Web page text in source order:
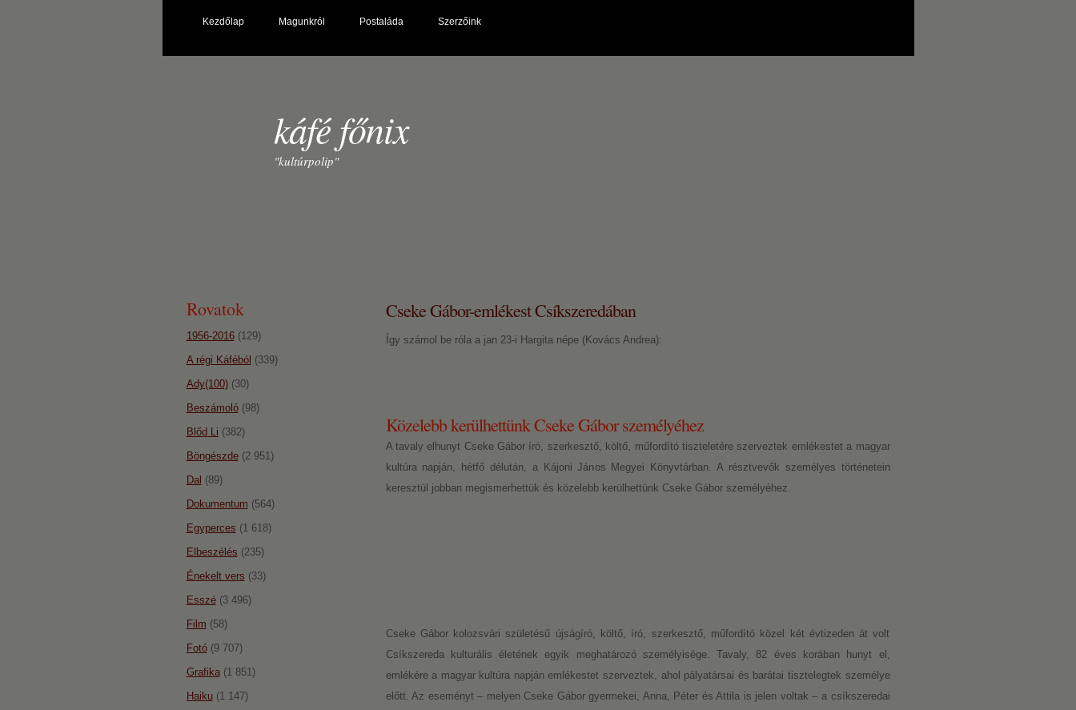
Kezdőlap Magunkról Postaláda Szerzőink
káfé főnix
"kultúrpolip"
Cseke Gábor-emlékest Csíkszeredában
Így számol be róla a jan 23-i Hargita népe (Kovács Andrea):
Közelebb kerülhettünk Cseke Gábor személyéhez
A tavaly elhunyt Cseke Gábor író, szerkesztő, költő, műfordító tiszteletére szerveztek emlékestet a magyar
kultúra napján, hétfő délután, a Kájoni János Megyei Könyvtárban. A résztvevők személyes történetein
keresztül jobban megismerhettük és közelebb kerülhettünk Cseke Gábor személyéhez.
Cseke Gábor kolozsvári születésű újságíró, költő, író, szerkesztő, műfordító közel két évtizeden át volt
Csíkszereda kulturális életének egyik meghatározó személyisége. Tavaly, 82 éves korában hunyt el,
emlékére a magyar kultúra napján emlékestet szerveztek, ahol pályatársai és barátai tisztelegtek személye
előtt. Az eseményt – melyen Cseke Gábor gyermekei, Anna, Péter és Attila is jelen voltak – a csíkszeredai
Rovatok
1956-2016(129)
A régi Káféból (339)
Ady(100)(30)
Beszámoló(98)
Blőd Li (382)
Böngészde(2 951)
Dal (89)
Dokumentum (564)
Egyperces (1 618)
Elbeszélés (235)
Énekelt vers (33)
Esszé(3 496)
Film (58)
Fotó(9 707)
Grafika(1 851)
Haiku(1 147)